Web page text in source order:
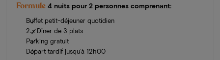
Formule 4 nuits pour 2 personnes comprenant:
Buffet petit-déjeuner quotidien
2 x Dîner de 3 plats
Parking gratuit
Départ tardif jusqu’à 12h00